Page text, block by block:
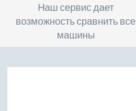
Наш сервис дает
возможность сравнить все
машины